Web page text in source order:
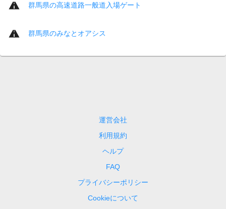
群馬県の高速道路一般道入場ゲート
群馬県のみなとオアシス
運営会社
利用規約
ヘルプ
FAQ
プライバシーポリシー
Cookieについて